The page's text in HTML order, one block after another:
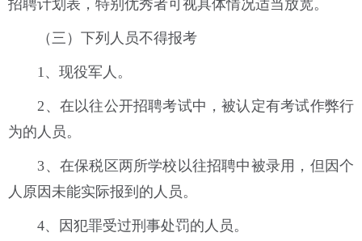
招聘计划表，特别优秀者可视具体情况适当放宽。
（三）下列人员不得报考
1、现役军人。
2、在以往公开招聘考试中，被认定有考试作弊行
为的人员。
3、在保税区两所学校以往招聘中被录用，但因个
人原因未能实际报到的人员。
4、因犯罪受过刑事处罚的人员。